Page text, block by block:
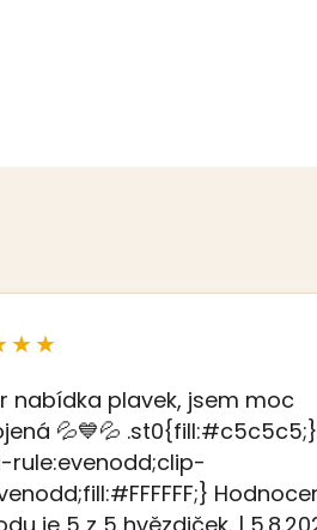
nabídka plavek, jsem moc
💦💙💦 .st0{fill:#c5c5c5;}
rule:evenodd;clip-
je 5 z 5 hvězdiček. |